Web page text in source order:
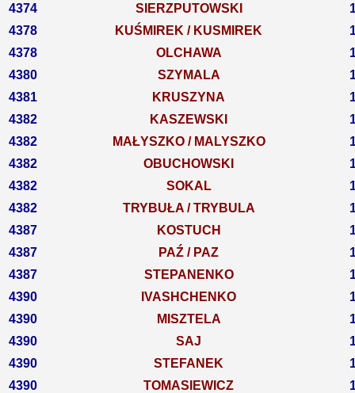
4374
SIERZPUTOWSKI
4378
KUŚMIREK / KUSMIREK
4378
OLCHAWA
4380
SZYMALA
4381
KRUSZYNA
4382
KASZEWSKI
4382
MAŁYSZKO / MALYSZKO
4382
OBUCHOWSKI
4382
SOKAL
4382
TRYBUŁA / TRYBULA
4387
KOSTUCH
4387
PAŹ / PAZ
4387
STEPANENKO
4390
IVASHCHENKO
4390
MISZTELA
4390
SAJ
4390
STEFANEK
4390
TOMASIEWICZ